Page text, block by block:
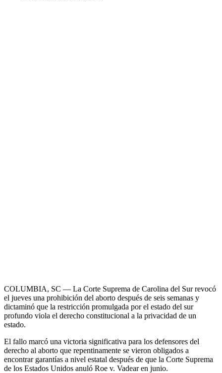
COLUMBIA, SC — La Corte Suprema de Carolina del Sur revocó
el jueves una prohibición del aborto después de seis semanas y
dictaminó que la restricción promulgada por el estado del sur
profundo viola el derecho constitucional a la privacidad de un
estado.
El fallo marcó una victoria significativa para los defensores del
derecho al aborto que repentinamente se vieron obligados a
encontrar garantías a nivel estatal después de que la Corte Suprema
de los Estados Unidos anuló Roe v. Vadear en junio.